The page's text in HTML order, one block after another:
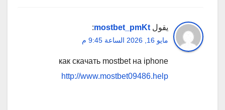
يقول mostbet_pmKt
:
مايو 16, 2026 الساعة 9:45 م
как скачать mostbet на iphone
http://www.mostbet09486.help